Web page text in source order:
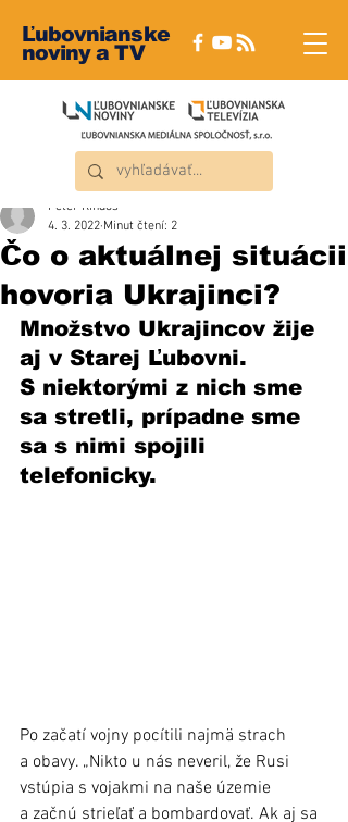
Ľubovnianske
noviny a TV
Čo o aktuálnej situácii
hovoria Ukrajinci?
Peter Rindoš
4. 3. 2022 Minut čtení: 2
Množstvo Ukrajincov žije
aj v Starej Ľubovni.
S niektorými z nich sme
sa stretli, prípadne sme
sa s nimi spojili
telefonicky.
Po začatí vojny pocítili najmä strach
a obavy. „Nikto u nás neveril, že Rusi
vstúpia s vojakmi na naše územie
a začnú strieľať a bombardovať. Ak aj sa